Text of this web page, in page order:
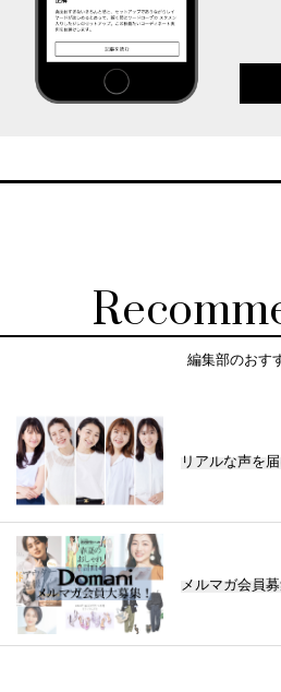
編集部のおす
リアルな声を
メルマガ会員